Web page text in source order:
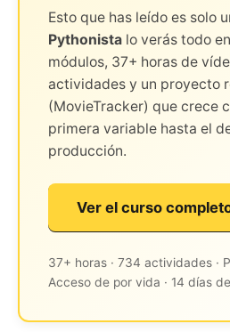
Esto que has leído es solo
Pythonista lo verás todo
módulos, 37+ horas de
actividades y un proyecto
(MovieTracker) que crece
primera variable hasta el
producción.
Ver el curso
37+ horas · 734 actividades ·
Acceso de por vida · 14 días